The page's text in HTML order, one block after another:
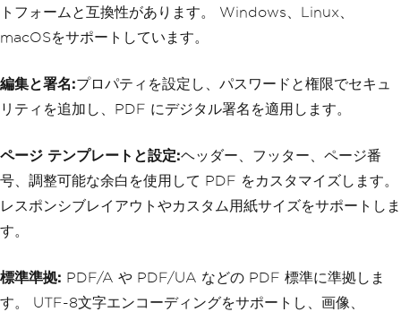
トフォームと互換性があります。 Windows、Linux、
macOSをサポートしています。
編集と署名:プロパティを設定し、パスワードと権限でセキュ
リティを追加し、PDF にデジタル署名を適用します。
ページ テンプレートと設定:ヘッダー、フッター、ページ番
号、調整可能な余白を使用して PDF をカスタマイズします。
レスポンシブレイアウトやカスタム用紙サイズをサポートしま
す。
標準準拠: PDF/A や PDF/UA などの PDF 標準に準拠しま
す。 UTF-8文字エンコーディングをサポートし、画像、